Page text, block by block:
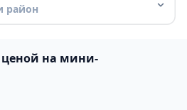
район
ценой на мини-